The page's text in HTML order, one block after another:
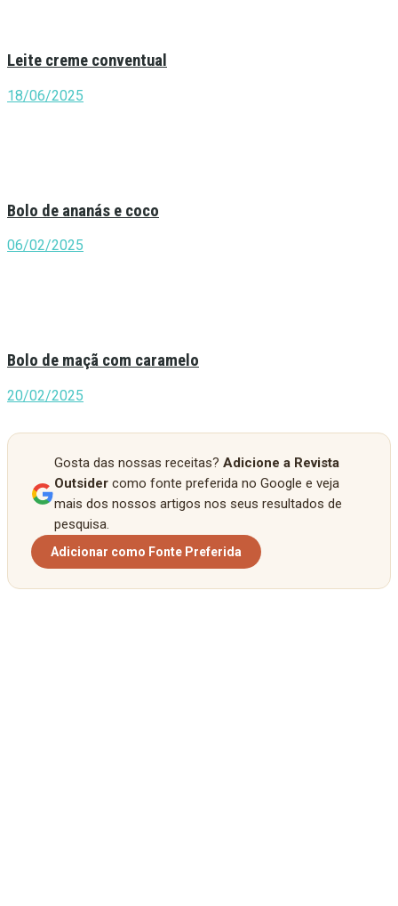
Leite creme conventual
18/06/2025
Bolo de ananás e coco
06/02/2025
Bolo de maçã com caramelo
20/02/2025
Gosta das nossas receitas? Adicione a Revista
Outsider como fonte preferida no Google e veja
mais dos nossos artigos nos seus resultados de
pesquisa.
Adicionar como Fonte Preferida